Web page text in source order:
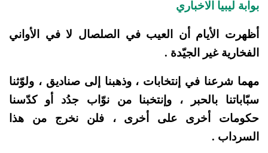
بوابة ليبيا الاخباري
أظهرت الأيام أن العيب في الصلصال لا في الأواني
الفخارية غير الجيّدة .
مهما شرعنا في إنتخابات ، وذهبنا إلى صناديق ، ولوّثنا
سبّاباتنا بالحبر ، وإنتخبنا من نوّاب جدُد أو كدّسنا
حكومات أخرى على أخرى ، فلن نخرج من هذا
السرداب .